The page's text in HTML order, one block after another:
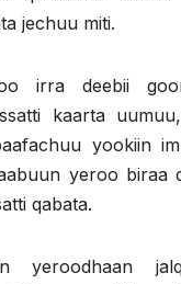
jechuu miti.
irra deebii
kaarta
yookiin
yeroo biraa
qabata.
yeroodhaan